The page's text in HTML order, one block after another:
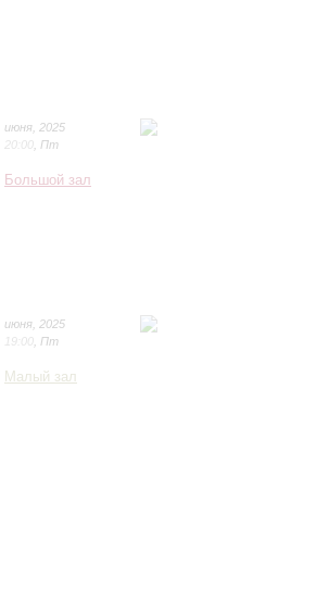
июня 2025
20:00 Пт
Большой зал
июня 2025
19:00 Пт
Малый зал